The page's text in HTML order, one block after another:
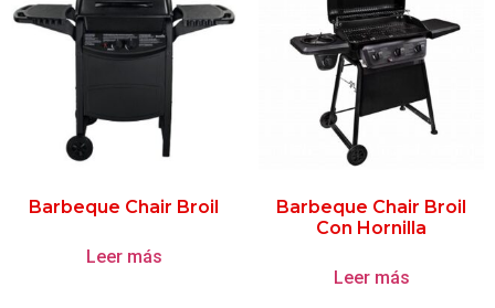
Barbeque Chair Broil
Leer más
Barbeque Chair Broil
Con Hornilla
Leer más